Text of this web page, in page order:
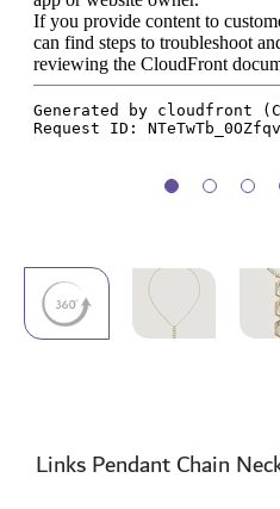
Links Pendant Chain